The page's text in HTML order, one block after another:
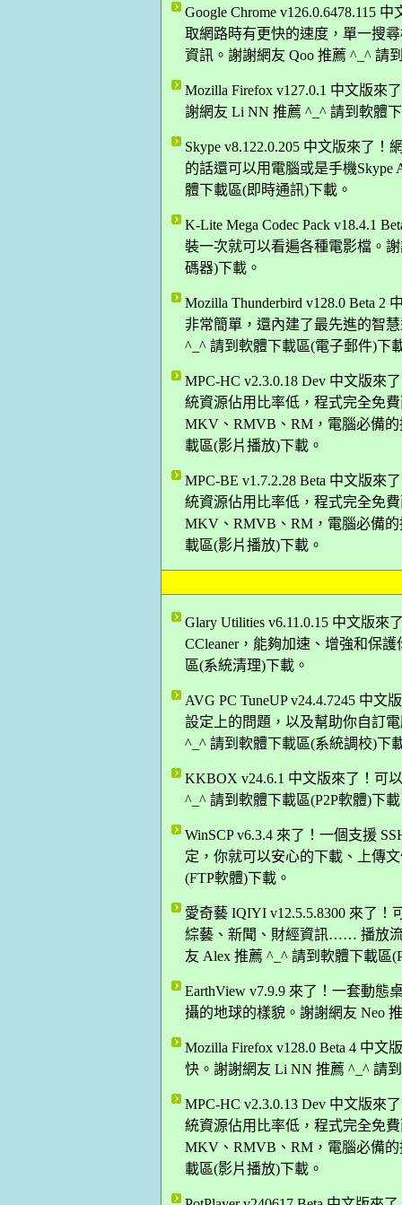
Google Chrome v126.0.6478.115
取網路時有更快的速度，單一搜
資訊。謝謝網友 Qoo 推薦 ^_^ 請
Mozilla Firefox v127.0.1 中文版來
謝網友 Li NN 推薦 ^_^ 請到軟體
Skype v8.122.0.205 中文版來了
的話還可以用電腦或是手機Skype
體下載區(即時通訊)下載。
K-Lite Mega Codec Pack v18.4.1
裝一次就可以看遍各種電影檔。
碼器)下載。
Mozilla Thunderbird v128.0 Beta
非常簡單，還內建了最先進的智
^_^ 請到軟體下載區(電子郵件)下
MPC-HC v2.3.0.18 Dev 中文版來
統資源佔用比率低，程式完全免
MKV、RMVB、RM，電腦必備
載區(影片播放)下載。
MPC-BE v1.7.2.28 Beta 中文版來
統資源佔用比率低，程式完全免
MKV、RMVB、RM，電腦必備
載區(影片播放)下載。
Glary Utilities v6.11.0.15 中文版
CCleaner，能夠加速、增強和保
區(系統清理)下載。
AVG PC TuneUP v24.4.7245 中
設定上的問題，以及幫助你自訂
^_^ 請到軟體下載區(系統調校)下
KKBOX v24.6.1 中文版來了！可
^_^ 請到軟體下載區(P2P軟體)下
WinSCP v6.3.4 來了！一個支援
定，你就可以安心的下載、上傳
(FTP軟體)下載。
愛奇藝 IQIYI v12.5.5.8300 來了
綜藝、新聞、財經資訊…… 播放
友 Alex 推薦 ^_^ 請到軟體下載區
EarthView v7.9.9 來了！一套動態
攝的地球的樣貌。謝謝網友 Neo
Mozilla Firefox v128.0 Beta 4 中
快。謝謝網友 Li NN 推薦 ^_^ 請
MPC-HC v2.3.0.13 Dev 中文版來
統資源佔用比率低，程式完全免
MKV、RMVB、RM，電腦必備
載區(影片播放)下載。